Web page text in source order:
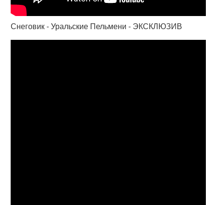
Снеговик - Уральские Пельмени - ЭКСКЛЮЗИВ